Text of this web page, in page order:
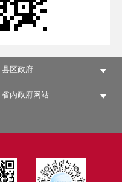
县区政府
省内政府网站